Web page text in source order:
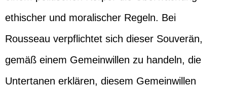
ethischer und moralischer Regeln. Bei
Rousseau verpflichtet sich dieser Souverän,
gemäß einem Gemeinwillen zu handeln, die
Untertanen erklären, diesem Gemeinwillen